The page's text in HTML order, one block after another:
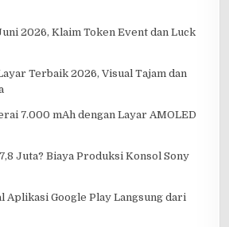
2026, Klaim Token Event dan Luck
Terbaik 2026, Visual Tajam dan
7.000 mAh dengan Layar AMOLED
Juta? Biaya Produksi Konsol Sony
Aplikasi Google Play Langsung dari